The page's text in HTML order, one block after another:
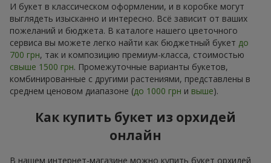
И букет в классическом оформлении, и в коробке могут
выглядеть изысканно и интересно. Всё зависит от ваших
пожеланий и бюджета. В каталоге нашего цветочного
сервиса вы можете легко найти как бюджетный букет до
700 грн, так и композицию премиум-класса, стоимостью
свыше 1500 грн. Промежуточные варианты букетов,
комбинированные с другими растениями, представлены в
среднем ценовом диапазоне (до 1000 грн и выше).
Как купить букет из орхидей
онлайн
В нашем интернет-магазине можно купить букет орхидей